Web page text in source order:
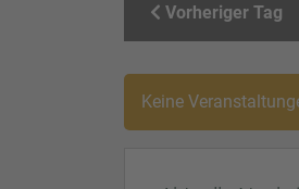
Vorheriger Tag
Keine